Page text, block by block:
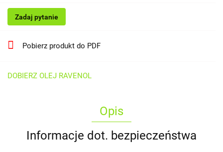
Zadaj pytanie
Pobierz produkt do PDF
DOBIERZ OLEJ RAVENOL
Opis
Informacje dot. bezpieczeństwa